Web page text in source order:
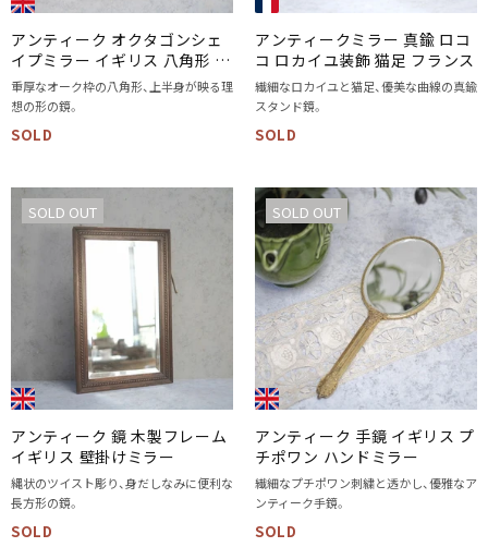
アンティーク オクタゴンシェ
イプミラー イギリス 八角形 壁
掛け鏡
重厚なオーク枠の八角形、上半身が映る理
想の形の鏡。
SOLD
アンティークミラー 真鍮 ロコ
コ ロカイユ装飾 猫足 フランス
繊細なロカイユと猫足、優美な曲線の真鍮
スタンド鏡。
SOLD
SOLD OUT
アンティーク 鏡 木製フレーム
イギリス 壁掛けミラー
縄状のツイスト彫り、身だしなみに便利な
長方形の鏡。
SOLD
SOLD OUT
アンティーク 手鏡 イギリス プ
チポワン ハンドミラー
繊細なプチポワン刺繍と透かし、優雅なア
ンティーク手鏡。
SOLD